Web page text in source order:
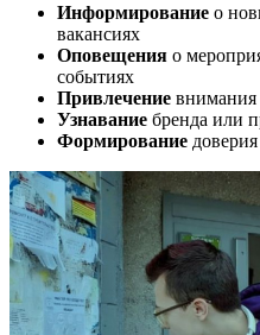
Информирование о
вакансиях
Оповещения о
событиях
Привлечение внимания
Узнавание бренда или
Формирование доверия